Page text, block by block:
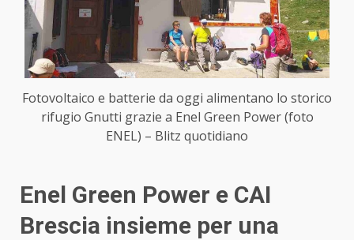
Fotovoltaico e batterie da oggi alimentano lo storico
rifugio Gnutti grazie a Enel Green Power (foto
ENEL) – Blitz quotidiano
Enel Green Power e CAI
Brescia insieme per una